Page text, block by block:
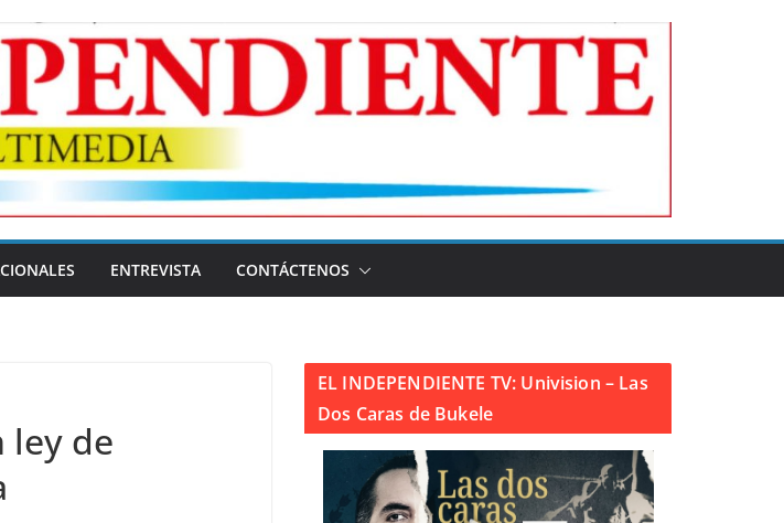
ENTREVISTA CONTÁCTENOS
ley de
EL INDEPENDIENTE TV: Univision – Las
Dos Caras de Bukele